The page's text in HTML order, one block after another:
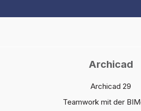
Archicad
Archicad 29
Teamwork mit der